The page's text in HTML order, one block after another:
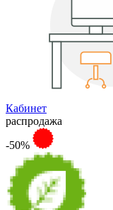
Кабинет
распродажа
-50%